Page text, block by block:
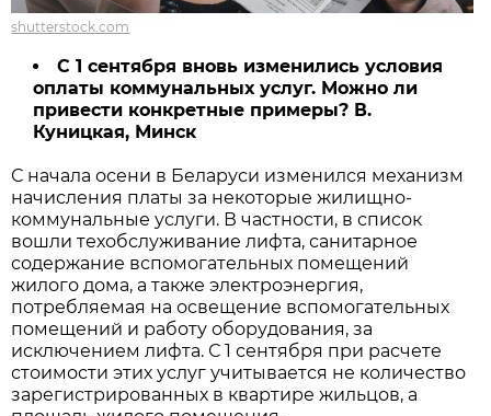
shutterstock.com
С 1 сентября вновь изменились условия
оплаты коммунальных услуг. Можно ли
привести конкретные примеры? В.
Куницкая, Минск
С начала осени в Беларуси изменился механизм
начисления платы за некоторые жилищно-
коммунальные услуги. В частности, в список
вошли техобслуживание лифта, санитарное
содержание вспомогательных помещений
жилого дома, а также электроэнергия,
потребляемая на освещение вспомогательных
помещений и работу оборудования, за
исключением лифта. С 1 сентября при расчете
стоимости этих услуг учитывается не количество
зарегистрированных в квартире жильцов, а